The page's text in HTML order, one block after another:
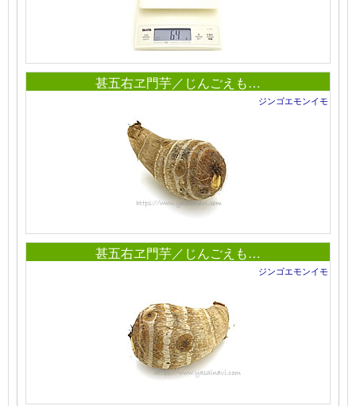
甚五右ヱ門芋／じんごえも…
ジンゴエモンイモ
甚五右ヱ門芋／じんごえも…
ジンゴエモンイモ